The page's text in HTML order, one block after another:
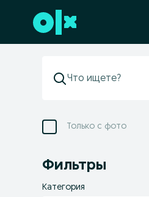
Перейти к нижнему колонтитулу
Только с фото
Фильтры
Категория